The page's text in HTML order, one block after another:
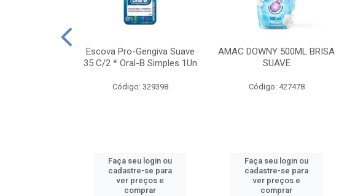
Escova Pro-Gengiva Suave
35 C/2 * Oral-B Simples 1Un
Código: 329398
Faça seu login ou
cadastre-se para
ver preços e
comprar
AMAC DOWNY 500ML BRISA
SUAVE
Código: 427478
Faça seu login ou
cadastre-se para
ver preços e
comprar